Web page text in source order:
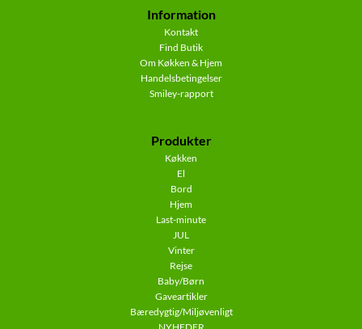
Information
Kontakt
Find Butik
Om Køkken & Hjem
Handelsbetingelser
Smiley-rapport
Produkter
Køkken
El
Bord
Hjem
Last-minute
JUL
Vinter
Rejse
Baby/Børn
Gaveartikler
Bæredygtig/Miljøvenligt